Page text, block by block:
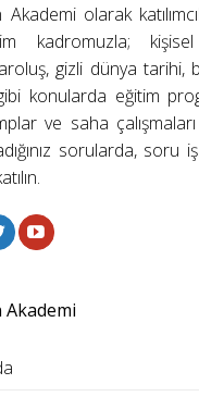
olarak
kadromuzla;
gizli dünya tarihi,
konularda eğitim
ve saha
sorularda, soru
Akademi